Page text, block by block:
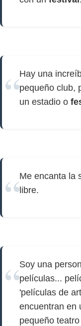
Hay una
pequeño club,
un estadio o
Me encanta la
libre.
Soy una
películas...
'películas de
encuentran en
pequeño